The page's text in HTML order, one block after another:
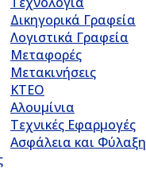
Δικηγορικά Γραφεία
Λογιστικά Γραφεία
Μεταφορές
Μετακινήσεις
ΚΤΕΟ
Αλουμίνια
Τεχνικές Εφαρμογές
Ασφάλεια και Φύλαξη